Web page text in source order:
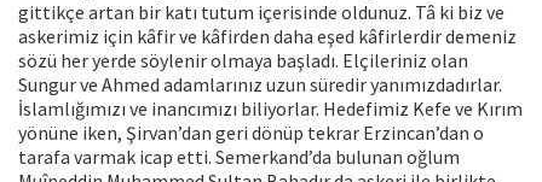
gittikçe artan bir katı tutum içerisinde oldunuz. Tâ ki biz ve
askerimiz için kâfir ve kâfirden daha eşed kâfirlerdir demeniz
sözü her yerde söylenir olmaya başladı. Elçileriniz olan
Sungur ve Ahmed adamlarınız uzun süredir yanımızdadırlar.
İslamlığımızı ve inancımızı biliyorlar. Hedefimiz Kefe ve Kırım
yönüne iken, Şirvan’dan geri dönüp tekrar Erzincan’dan o
tarafa varmak icap etti. Semerkand’da bulunan oğlum